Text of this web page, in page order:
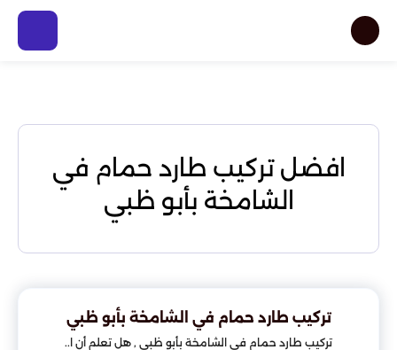
افضل تركيب طارد حمام في
الشامخة بأبو ظبي
تركيب طارد حمام في الشامخة بأبو ظبي
تركيب طارد حمام في الشامخة بأبو ظبي , هل تعلم أن ا..